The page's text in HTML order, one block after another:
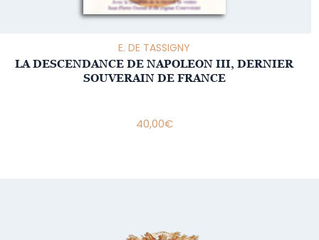
E. DE TASSIGNY
LA DESCENDANCE DE NAPOLEON III, DERNIER
SOUVERAIN DE FRANCE
40,00€